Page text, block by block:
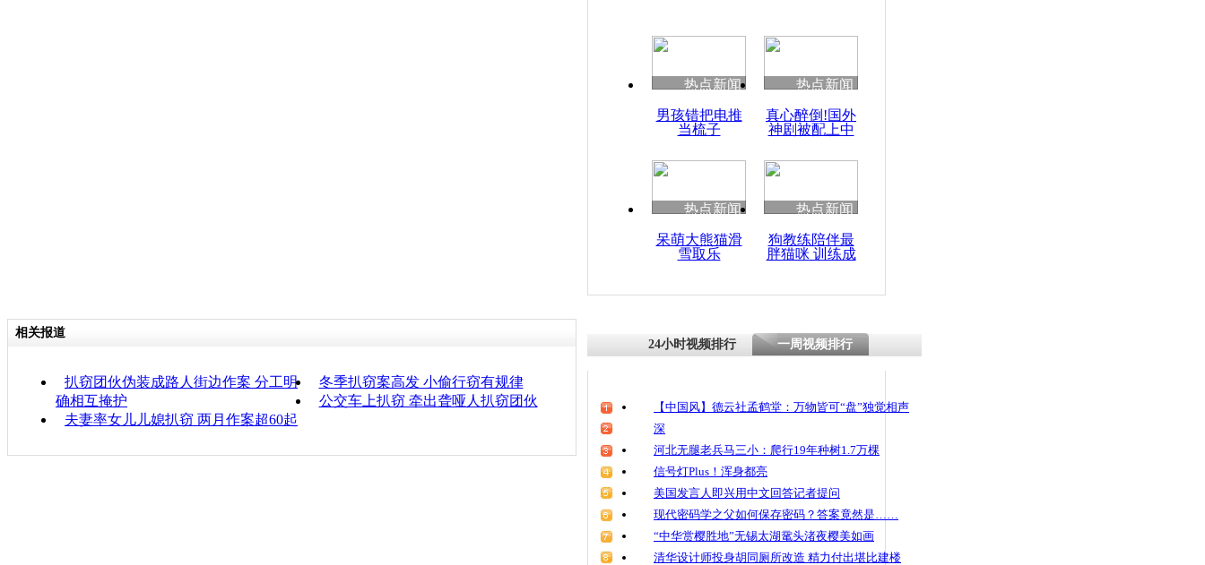
因
度苗族花山节
魂
热点新闻
男孩错把电推
当梳子
热点新闻
真心醉倒!国外
神剧被配上中
热点新闻
呆萌大熊猫滑
雪取乐
热点新闻
狗教练陪伴最
胖猫咪 训练成
相关报道
扒窃团伙伪装成路人街边作案 分工明
确相互掩护
冬季扒窃案高发 小偷行窃有规律
公交车上扒窃 牵出聋哑人扒窃团伙
夫妻率女儿儿媳扒窃 两月作案超60起
24小时视频排行 一周视频排行
【中国风】德云社孟鹤堂：万物皆可“盘”独觉相声
深
河北无腿老兵马三小：爬行19年种树1.7万棵
信号灯Plus！浑身都亮
美国发言人即兴用中文回答记者提问
现代密码学之父如何保存密码？答案竟然是……
“中华赏樱胜地”无锡太湖鼋头渚夜樱美如画
清华设计师投身胡同厕所改造 精力付出堪比建楼